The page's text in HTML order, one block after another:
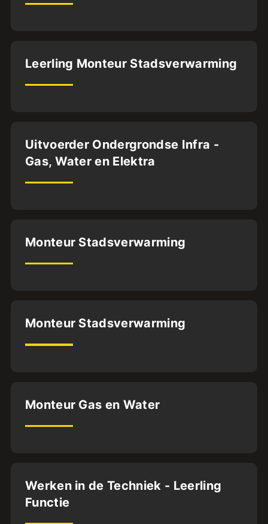
Almere
Leerling Monteur Stadsverwarming
Dordrecht
32
uur
Uitvoerder Ondergrondse Infra -
Gas, Water en Elektra
Almere
Monteur Stadsverwarming
Houten
Monteur Stadsverwarming
Dordrecht
Monteur Gas en Water
Rotterdam
BVA
Werken in de Techniek - Leerling
Functie